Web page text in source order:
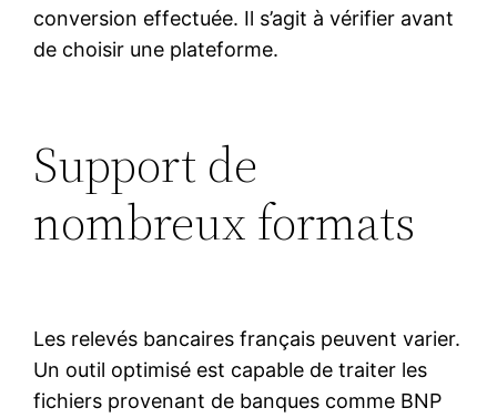
conversion effectuée. Il s’agit à vérifier avant
de choisir une plateforme.
Support de
nombreux formats
Les relevés bancaires français peuvent varier.
Un outil optimisé est capable de traiter les
fichiers provenant de banques comme BNP